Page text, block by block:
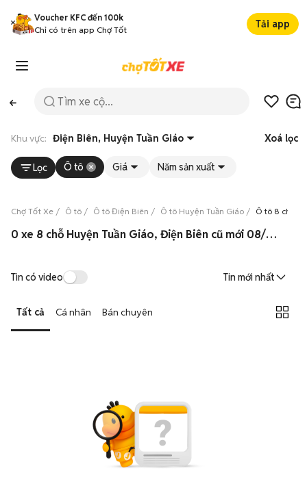
Voucher KFC đến 100k
Chỉ có trên app Chợ Tốt
Tải app
Khu vực: Điện Biên, Huyện Tuần Giáo Xoá lọc
Lọc Ô tô Giá Năm sản xuất
Chợ Tốt Xe Ô tô Ô tô Điện Biên Ô tô Huyện Tuần Giáo Ô tô 8 chỗ
0 xe 8 chỗ Huyện Tuần Giáo, Điện Biên cũ mới 08/2026
Tin có video Tin mới nhất
Tất cả Cá nhân Bán chuyên